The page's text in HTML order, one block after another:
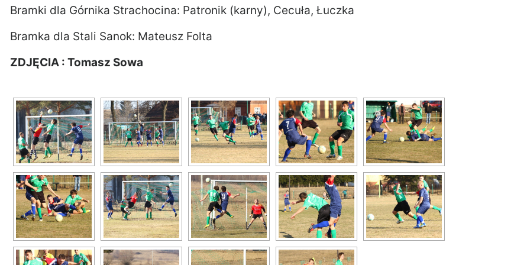
Bramki dla Górnika Strachocina: Patronik (karny), Cecuła, Łuczka
Bramka dla Stali Sanok: Mateusz Folta
ZDJĘCIA : Tomasz Sowa